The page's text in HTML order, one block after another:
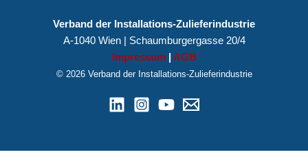
Verband der Installations-Zulieferindustrie
A-1040 Wien | Schaumburgergasse 20/4
Impressum
AGB
© 2026 Verband der Installations-Zulieferindustrie